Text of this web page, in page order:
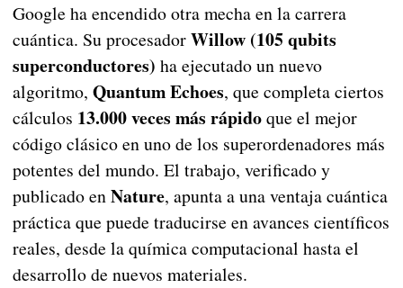
Google ha encendido otra mecha en la carrera
cuántica. Su procesadorWillow (105 qubits
superconductores) ha ejecutado un nuevo
algoritmo, Quantum Echoes, que completa ciertos
cálculos 13.000 veces más rápidoque el mejor
código clásico en uno de los superordenadores más
potentes del mundo. El trabajo, verificado y
publicado enNature, apunta a una ventaja cuántica
práctica que puede traducirse en avances científicos
reales, desde la química computacional hasta el
desarrollo de nuevos materiales.